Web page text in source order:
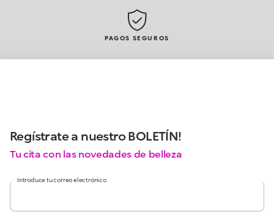
PAGOS SEGUROS
Regístrate a nuestro BOLETÍN!
Tu cita con las novedades de belleza
Introduce tu correo electrónico